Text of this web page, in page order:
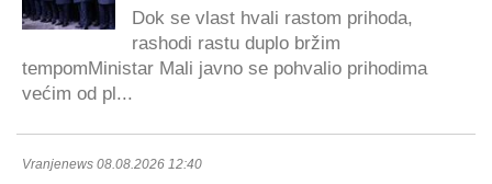
Dok se vlast hvali rastom prihoda,
rashodi rastu duplo bržim
tempomMinistar Mali javno se pohvalio prihodima
većim od pl...
Vranjenews 08.08.2026 12:40